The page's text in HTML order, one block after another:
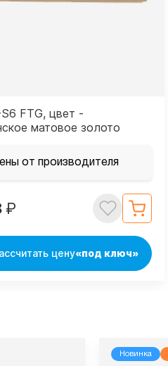
FTG, цвет -
матовое золото
от производителя
₽
цену«под ключ»
Новинка